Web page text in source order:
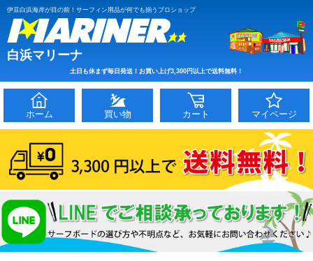
伊豆白浜海岸が目の前！サーフィン用品が何でも揃うプロショップ
白浜マリーナ
土日も休まず毎日発送！お買い上げ3,300円以上で送料無料！
ホーム 買い物 カート マイページ